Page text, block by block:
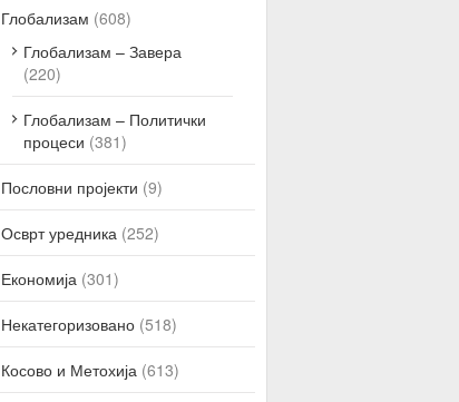
Глобализам (608)
Глобализам – Завера
(220)
Глобализам – Политички
процеси (381)
Пословни пројекти (9)
Осврт уредника (252)
Економија (301)
Некатегоризовано (518)
Косово и Метохија (613)